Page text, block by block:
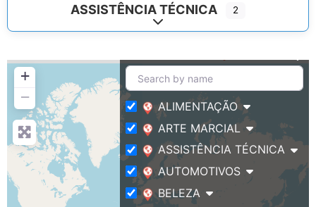
ASSISTÊNCIA TÉCNICA 2
Expand sub-categories
+
−
ALIMENTAÇÃO
ARTE MARCIAL
ASSISTÊNCIA TÉCNICA
AUTOMOTIVOS
BELEZA